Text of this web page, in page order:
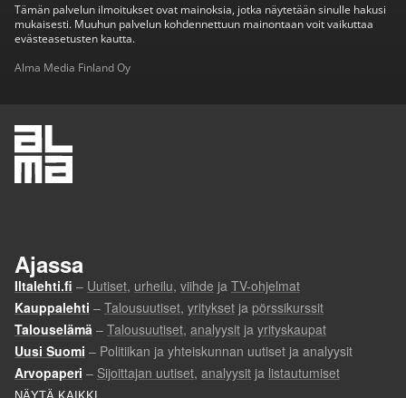
Tämän palvelun ilmoitukset ovat mainoksia, jotka näytetään sinulle hakusi
mukaisesti. Muuhun palvelun kohdennettuun mainontaan voit vaikuttaa
evästeasetusten kautta.
Alma Media Finland Oy